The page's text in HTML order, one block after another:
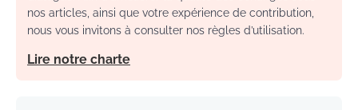
nos articles, ainsi que votre expérience de contribution,
nous vous invitons à consulter nos règles d’utilisation.
Lire notre charte